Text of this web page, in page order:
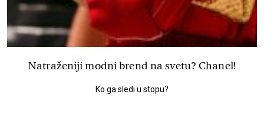
Natraženiji modni brend na svetu? Chanel!
Ko ga sledi u stopu?